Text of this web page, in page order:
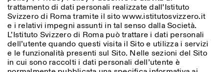
Altre Attività
NEWSLETTER
Registrati alla nostra newsletter per ricevere
informazioni sui nostri eventi
LUN-VEN
09:00–13:30, 14:30–18:00
ORARI MOSTRE:
Atlas Studios
Mercoledì/Venerdì: 14:30-
18:30
Giovedì: 14:30-20:00
Sabato/Domenica: 11:00-
Antropologia
Archeologia
Architettura
Arte
Astrofisica
Book launch
Altre opzioni...
trattamento di dati personali realizzate dall’Istituto
Svizzero di Roma tramite il sito www.istitutosvizzero.it
e i relativi impegni assunti in tal senso dalla Società.
L’Istituto Svizzero di Roma può trattare i dati personali
dell’utente quando questi visita il Sito e utilizza i servizi
e le funzionalità presenti sul Sito. Nelle sezioni del Sito
in cui sono raccolti i dati personali dell’utente è